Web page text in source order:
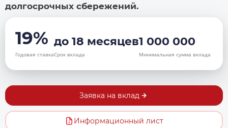
долгосрочных сбережений.
19%
Годовая ставка
до 18 месяцев
Срок вклада
1 000 000
Минимальная сумма вклада
Заявка на вклад
Информационный лист